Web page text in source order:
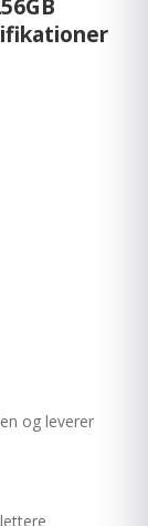
og leverer